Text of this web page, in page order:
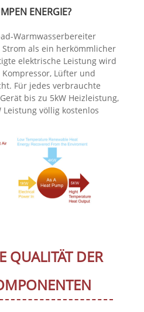
ENERGIE?
Warmwasserbereiter
als ein herkömmlicher
elektrische Leistung wird
Lüfter und
Für jedes verbrauchte
bis zu 5kW Heizleistung,
Leistung völlig kostenlos
QUALITÄT DER